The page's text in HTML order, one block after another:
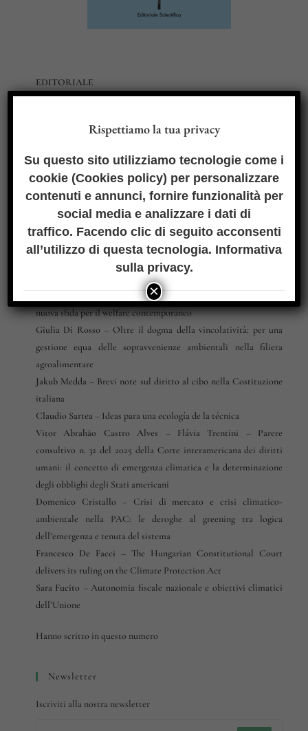
EDITORIALE
di iniziativa economica
SAGGI
Marica Di Pierri–Diritto alla partecipazione e SLAPP: profili
critici e risposta normativa dell’Unione europea
Francesco Giacchi–Dieci anni di disastro ambientale
ARTICOLI
Climate change litigation against private
entities: a liability in search of…a cause of action
Cooling poverty, da fenomeno sommerso a
nuova sfida per il welfare contemporaneo
Giulia Di Rosso – Oltre il dogma della vincolatività: per una
gestione equa delle sopravvenienze ambientali nella filiera
agroalimentare
Jakub Medda – Brevi note sul diritto al cibo nella Costituzione
italiana
Claudio Sartea – Ideas para una ecología de la técnica
Vitor Abrahão Castro Alves – Flávia Trentini – Parere
consultivo n. 32 del 2025 della Corte interamericana dei diritti
umani: il concetto di emergenza climatica e la determinazione
degli obblighi degli Stati americani
Domenico Cristallo – Crisi di mercato e crisi climatico-
ambientale nella PAC: le deroghe al greening tra logica
dell’emergenza e tenuta del sistema
Francesco De Facci –The Hungarian Constitutional Court
delivers its ruling on the Climate Protection Act
Sara Fucito –Autonomia fiscale nazionale e obiettivi climatici
dell’Unione
Hanno scritto in questo numero
Newsletter
Iscriviti alla nostra newsletter
Rispettiamo la tua privacy
Su questo sito utilizziamo tecnologie come i
cookie (Cookies policy) per personalizzare
contenuti e annunci, fornire funzionalità per
social media e analizzare i dati di
traffico. Facendo clic di seguito acconsenti
all’utilizzo di questa tecnologia. Informativa
sulla privacy.
×